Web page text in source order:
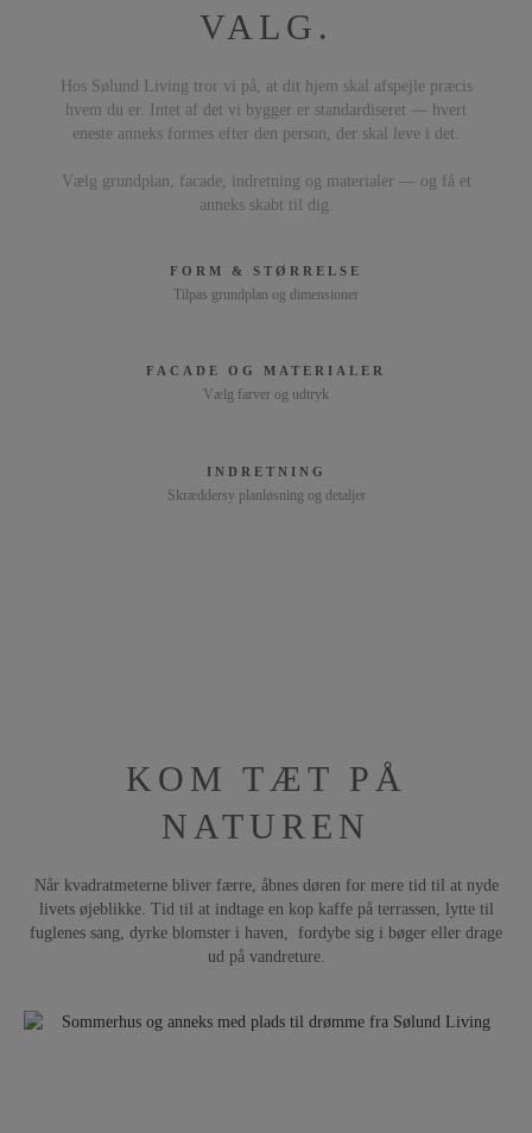
VALG.
Hos Sølund Living tror vi på, at dit hjem skal afspejle præcis
hvem du er. Intet af det vi bygger er standardiseret — hvert
eneste anneks formes efter den person, der skal leve i det.
Vælg grundplan, facade, indretning og materialer — og få et
anneks skabt til dig.
FORM & STØRRELSE
Tilpas grundplan og dimensioner
FACADE OG MATERIALER
Vælg farver og udtryk
INDRETNING
Skræddersy planløsning og detaljer
KOM TÆT PÅ
NATUREN
Når kvadratmeterne bliver færre, åbnes døren for mere tid til at nyde
livets øjeblikke. Tid til at indtage en kop kaffe på terrassen, lytte til
fuglenes sang, dyrke blomster i haven, fordybe sig i bøger eller drage
ud på vandreture.